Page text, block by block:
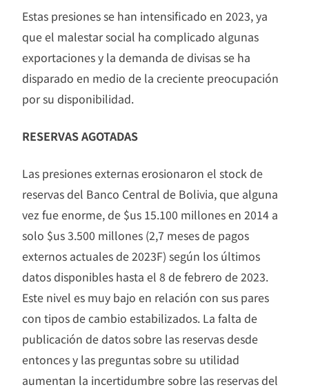
Estas presiones se han intensificado en 2023, ya
que el malestar social ha complicado algunas
exportaciones y la demanda de divisas se ha
disparado en medio de la creciente preocupación
por su disponibilidad.
RESERVAS AGOTADAS
Las presiones externas erosionaron el stock de
reservas del Banco Central de Bolivia, que alguna
vez fue enorme, de $us 15.100 millones en 2014 a
solo $us 3.500 millones (2,7 meses de pagos
externos actuales de 2023F) según los últimos
datos disponibles hasta el 8 de febrero de 2023.
Este nivel es muy bajo en relación con sus pares
con tipos de cambio estabilizados. La falta de
publicación de datos sobre las reservas desde
entonces y las preguntas sobre su utilidad
aumentan la incertidumbre sobre las reservas del